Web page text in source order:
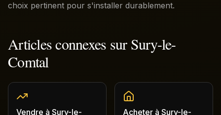
choix pertinent pour s'installer durablement.
Articles connexes sur Sury-le-
Comtal
Vendre à Sury-le- Acheter à Sury-le-